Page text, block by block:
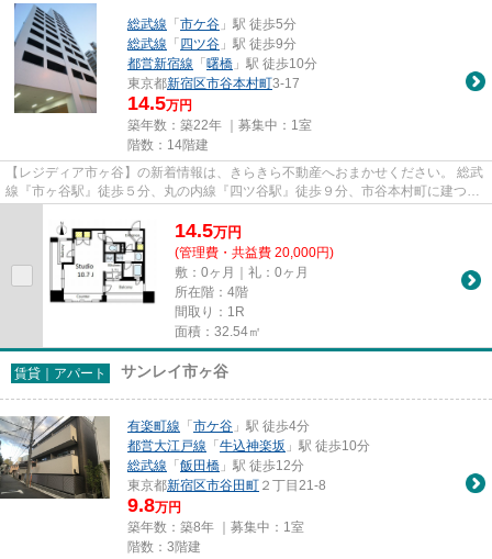
総武線 「 市ケ谷 」駅 徒歩5分
総武線 「 四ツ谷 」駅 徒歩9分
都営新宿線 「 曙橋 」駅 徒歩10分
東京都新宿区市谷本村町3-17
14.5万円
築年数：築22年 ｜募集中： 1室
階数：14階建
【レジディア市ヶ谷】の新着情報は、きらきら不動産へおまかせください。 総武
線『市ヶ谷駅』徒歩５分、丸の内線『四ツ谷駅』徒歩９分、市谷本村町に建つ高
14.5万円
(管理費・共益費 20,000円)
敷：0ヶ月｜礼：0ヶ月
所在階：4階
間取り：1R
面積：32.54㎡
賃貸｜アパート サンレイ市ヶ谷
有楽町線 「 市ケ谷 」駅 徒歩4分
都営大江戸線 「 牛込神楽坂 」駅 徒歩10分
総武線 「 飯田橋 」駅 徒歩12分
東京都新宿区市谷田町 ２丁目21-8
9.8万円
築年数：築8年 ｜募集中： 1室
階数：3階建